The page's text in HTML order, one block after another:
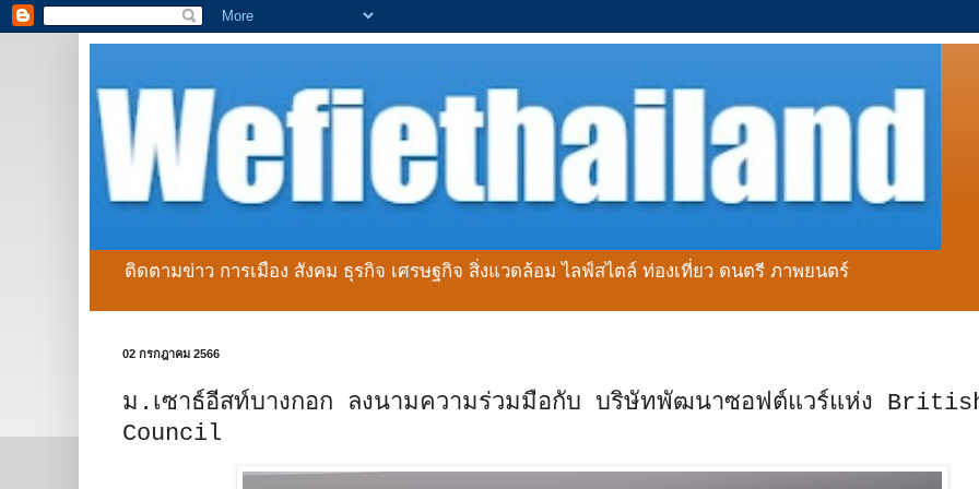
ติดตามข่าว การเมือง สังคม ธุรกิจ เศรษฐกิจ สิ่งแวดล้อม ไลฟ์สไตล์ ท่องเที่ยว ดนตรี ภาพยนตร์
02 กรกฎาคม 2566
ม.เซาธ์อีสท์บางกอก ลงนามความร่วมมือกับ บริษัทพัฒนาซอฟต์แวร์แห่ง
Council